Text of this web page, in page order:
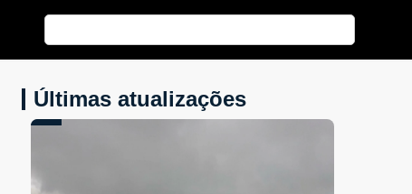
Últimas atualizações